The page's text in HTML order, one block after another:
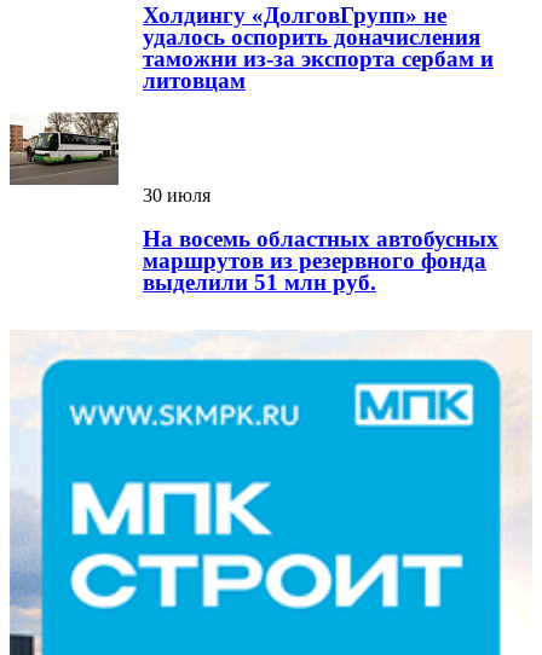
Холдингу «ДолговГрупп» не
удалось оспорить доначисления
таможни из-за экспорта сербам и
литовцам
30 июля
На восемь областных автобусных
маршрутов из резервного фонда
выделили 51 млн руб.